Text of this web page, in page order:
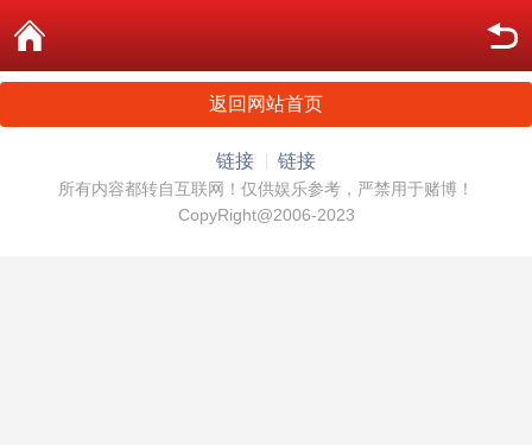
返回网站首页
链接 链接
所有内容都转自互联网！仅供娱乐参考，严禁用于赌博！
CopyRight@2006-2023